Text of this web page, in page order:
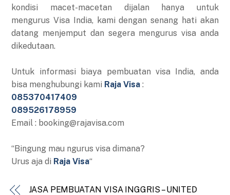
kondisi macet-macetan dijalan hanya untuk
mengurus Visa India, kami dengan senang hati akan
datang menjemput dan segera mengurus visa anda
dikedutaan.
Untuk informasi biaya pembuatan visa India, anda
bisa menghubungi kami Raja Visa :
085370417409
089526178959
Email : booking@rajavisa.com
“Bingung mau ngurus visa dimana?
Urus aja di Raja Visa“
JASA PEMBUATAN VISA INGGRIS – UNITED